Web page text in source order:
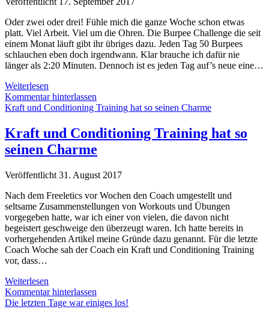
Oder zwei oder drei! Fühle mich die ganze Woche schon etwas
platt. Viel Arbeit. Viel um die Ohren. Die Burpee Challenge die seit
einem Monat läuft gibt ihr übriges dazu. Jeden Tag 50 Burpees
schlauchen eben doch irgendwann. Klar brauche ich dafür nie
länger als 2:20 Minuten. Dennoch ist es jeden Tag auf’s neue eine…
Weiterlesen
Gott,
ich
einen
Restday!
Kommentar hinterlassen
Kraft und Conditioning Training hat so seinen Charme
Kraft und Conditioning Training hat so
seinen Charme
Veröffentlicht 31. August 2017
Nach dem Freeletics vor Wochen den Coach umgestellt und
seltsame Zusammenstellungen von Workouts und Übungen
vorgegeben hatte, war ich einer von vielen, die davon nicht
begeistert geschweige den überzeugt waren. Ich hatte bereits in
vorhergehenden Artikel meine Gründe dazu genannt. Für die letzte
Coach Woche sah der Coach ein Kraft und Conditioning Training
vor, dass…
Weiterlesen
und
Conditioning
Kommentar hinterlassen
Die letzten Tage war einiges los!